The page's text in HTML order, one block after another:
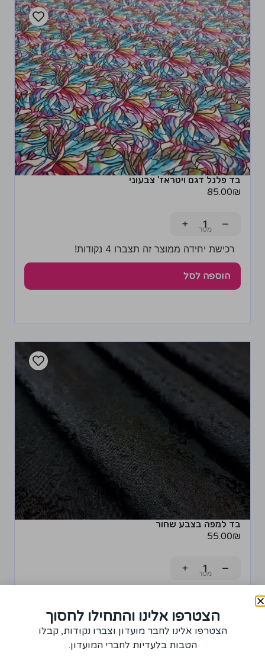
בד פלנל דגם ויטראז' צבעוני
85.00₪
−
+
רכישת יחידה ממוצר זה תצברו 4 נקודות!
הוספה לסל
בד למפה בצבע שחור
55.00₪
−
+
הוספה לסל
הצטרפו אלינו והתחילו לחסוך
הצטרפו אלינו לחבר מועדון וצברו נקודות, קבלו
הטבות בלעדיות לחברי המועדון.